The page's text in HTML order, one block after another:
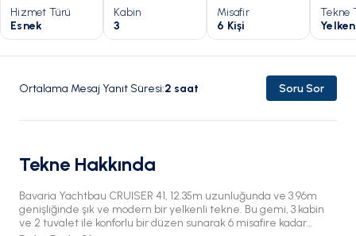
Hizmet Türü
Esnek
Kabin
3
Misafir
6 Kişi
Tekne
Ortalama Mesaj Yanıt Süresi:2 saat Soru Sor
Tekne Hakkında
Bavaria Yachtbau CRUISER 41, 12.35m uzunluğunda ve 3.96m
genişliğinde şık ve modern bir yelkenli tekne. Bu gemi, 3 kabin
ve 2 tuvalet ile konforlu bir düzen sunarak 6 misafire kadar